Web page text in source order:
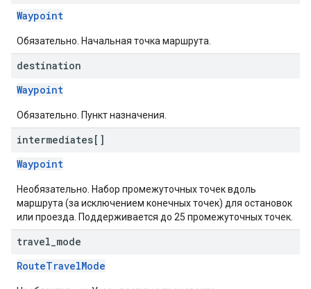
Waypoint
Обязательно. Начальная точка маршрута.
destination
Waypoint
Обязательно. Пункт назначения.
intermediates[]
Waypoint
Необязательно. Набор промежуточных точек вдоль
маршрута (за исключением конечных точек) для остановок
или проезда. Поддерживается до 25 промежуточных точек.
travel mode
RouteTravelMode